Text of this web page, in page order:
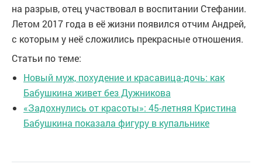
на разрыв, отец участвовал в воспитании Стефании.
Летом 2017 года в её жизни появился отчим Андрей,
с которым у неё сложились прекрасные отношения.
Статьи по теме:
Новый муж, похудение и красавица-дочь: как
Бабушкина живет без Дужникова
«Задохнулись от красоты»: 45-летняя Кристина
Бабушкина показала фигуру в купальнике